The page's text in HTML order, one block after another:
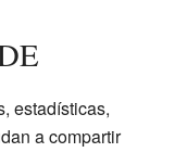
estadísticas,
a compartir